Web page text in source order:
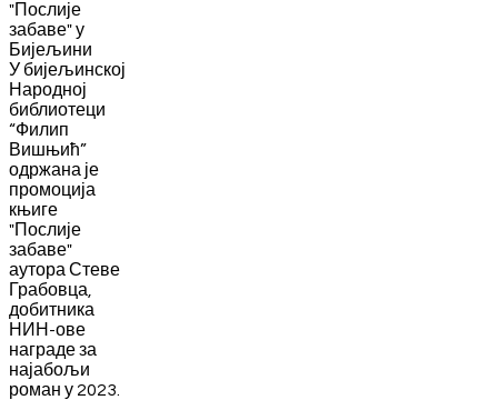
"Послије
забаве" у
Бијељини
У бијељинској
Народној
библиотеци
“Филип
Вишњић”
одржана је
промоција
књиге
"Послије
забаве"
аутора Стеве
Грабовца,
добитника
НИН-ове
награде за
најабољи
роман у 2023.